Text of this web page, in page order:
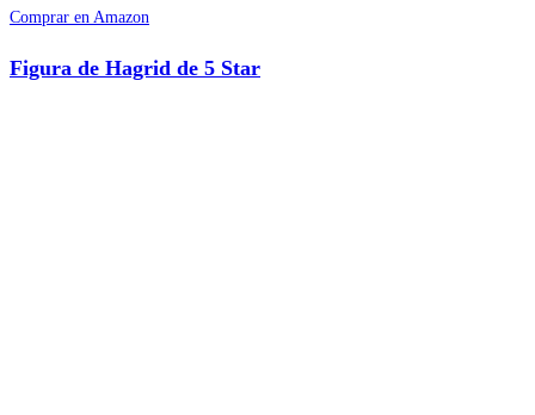
Comprar en Amazon
Figura de Hagrid de 5 Star